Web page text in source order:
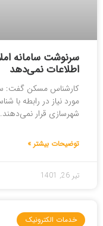
سرنوشت سامانه
اطلاعات نمی‌دهد
کارشناس مسکن گفت:
مورد نیاز در رابطه با
شهرسازی قرار نمی‌دهند.
توضیحات بیشتر »
تیر 26, 1401
خدمات الکترونیک